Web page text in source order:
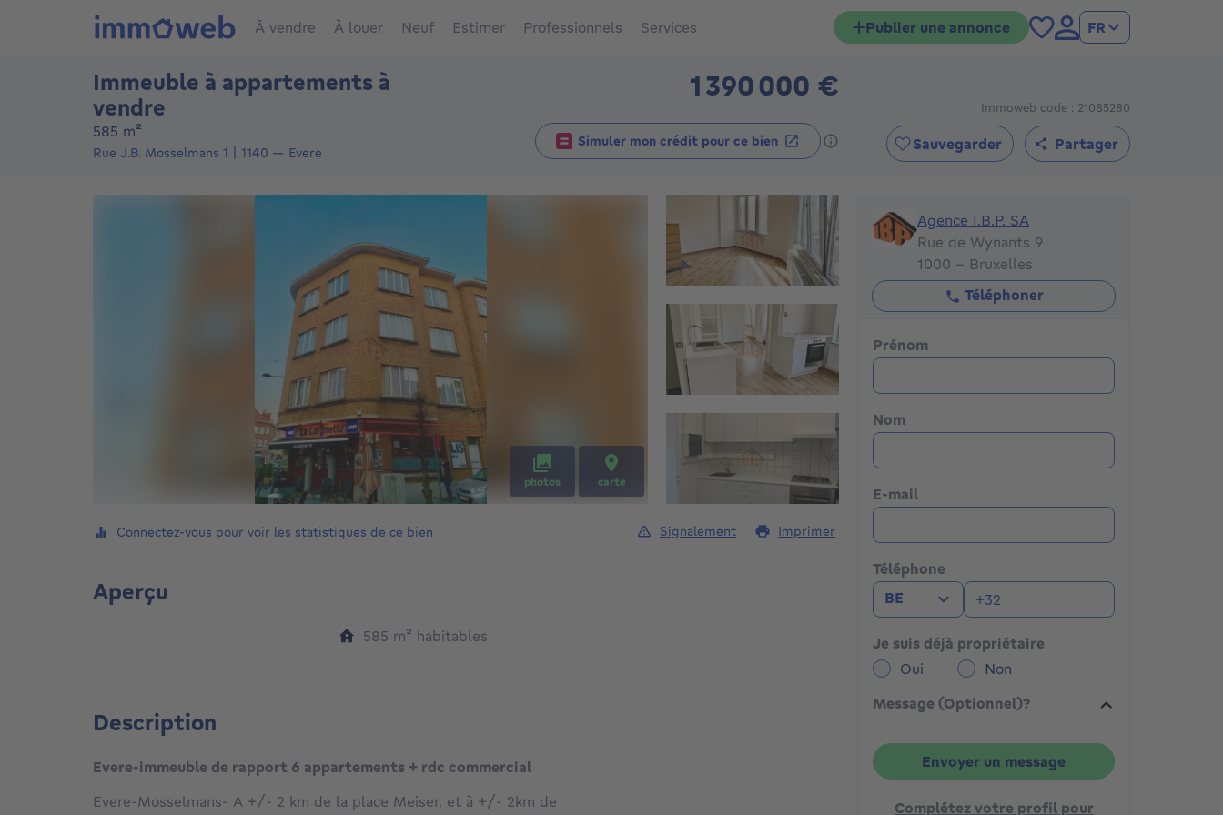
À vendre À louer Neuf Estimer Professionnels Services Publier une annonce FR
Immeuble à appartements à
vendre
1 390 000 €1390000€
585 m²
Rue J.B. Mosselmans 1 1140 — Evere
Simuler mon crédit pour ce bien
Immoweb code : 21085280
Sauvegarder Partager
photos carte
Agence I.B.P. SA
Agence I.B.P. SA
Rue de Wynants 9
1000 - Bruxelles
Téléphoner
Prénom
Nom
E-mail
Téléphone
BE
Je suis déjà propriétaire
Oui
Non
Message (Optionnel)?
Envoyer un message
Complétez votre profil pour
Connectez-vous pour voir les statistiques de ce bien Signalement Imprimer
Aperçu
585 m² mètres carrés
habitables
Description
Evere-immeuble de rapport 6 appartements + rdc commercial
Evere-Mosselmans- A +/- 2 km de la place Meiser, et à +/- 2km de